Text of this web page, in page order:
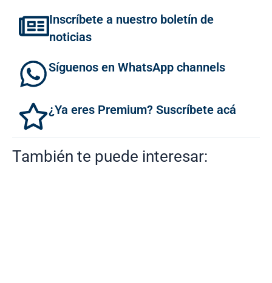
Inscríbete a nuestro boletín de
noticias
Síguenos en WhatsApp channels
¿Ya eres Premium? Suscríbete acá
También te puede interesar: